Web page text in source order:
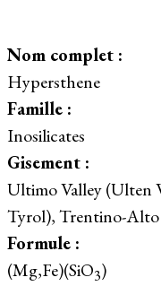
Nom complet :
Hypersthene
Famille :
Inosilicates
Gisement :
Ultimo Valley (Ulten
Tyrol), Trentino-
Formule :
(Mg,Fe)(SiO3)